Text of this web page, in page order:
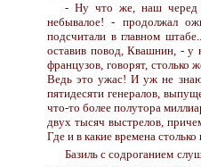
- Ну что же, наш черед
небывалое! - продолжал
подсчитали в главном
оставив повод, Квашнин, - у
французов, говорят,
Ведь это ужас! И уж не
пятидесяти генералов,
что-то более полутора
двух тысяч выстрелов,
Где и в какие времена
Базиль с содроганием